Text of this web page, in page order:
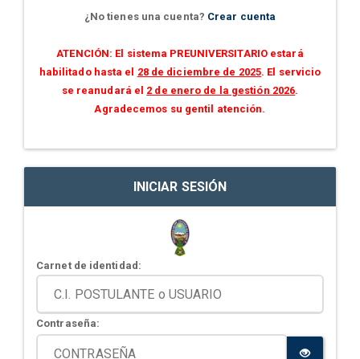
¿No tienes una cuenta? Crear cuenta
ATENCIÓN: El sistema PREUNIVERSITARIO estará
habilitado hasta el 28 de diciembre de 2025. El servicio
se reanudará el 2 de enero de la gestión 2026.
Agradecemos su gentil atención.
INICIAR SESIÓN
Carnet de identidad:
Contraseña: